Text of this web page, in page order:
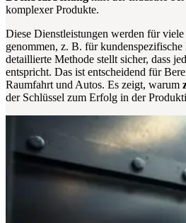
komplexer Produkte.
Diese Dienstleistungen werden für
genommen, z. B. für
detaillierte Methode stellt sicher, dass
entspricht. Das ist entscheidend für
Raumfahrt und Autos. Es zeigt, warum
der Schlüssel zum Erfolg in der